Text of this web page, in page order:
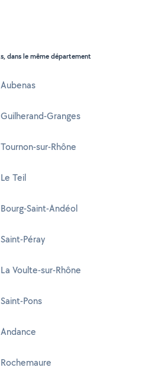
dans le même département
Granges
sur-Rhône
Teil
Saint-Andéol
Péray
Voulte-sur-Rhône
Pons